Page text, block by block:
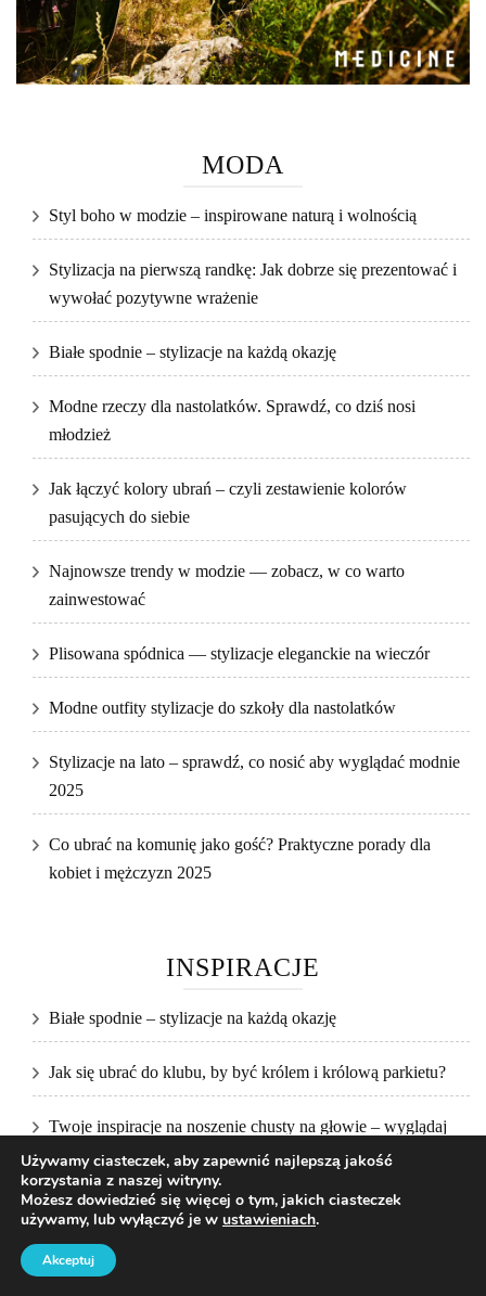
MODA
Styl boho w modzie – inspirowane naturą i wolnością
Stylizacja na pierwszą randkę: Jak dobrze się prezentować i
wywołać pozytywne wrażenie
Białe spodnie – stylizacje na każdą okazję
Modne rzeczy dla nastolatków. Sprawdź, co dziś nosi
młodzież
Jak łączyć kolory ubrań – czyli zestawienie kolorów
pasujących do siebie
Najnowsze trendy w modzie — zobacz, w co warto
zainwestować
Plisowana spódnica — stylizacje eleganckie na wieczór
Modne outfity stylizacje do szkoły dla nastolatków
Stylizacje na lato – sprawdź, co nosić aby wyglądać modnie
2025
Co ubrać na komunię jako gość? Praktyczne porady dla
kobiet i mężczyzn 2025
INSPIRACJE
Białe spodnie – stylizacje na każdą okazję
Jak się ubrać do klubu, by być królem i królową parkietu?
Twoje inspiracje na noszenie chusty na głowie – wyglądaj
jak celebrytki!
Jak wiązać pareo na plażę? Sprawdź najwygodniejsze
Używamy ciasteczek, aby zapewnić najlepszą jakość
korzystania z naszej witryny.
Możesz dowiedzieć się więcej o tym, jakich ciasteczek
używamy, lub wyłączyć je w ustawieniach.
Akceptuj